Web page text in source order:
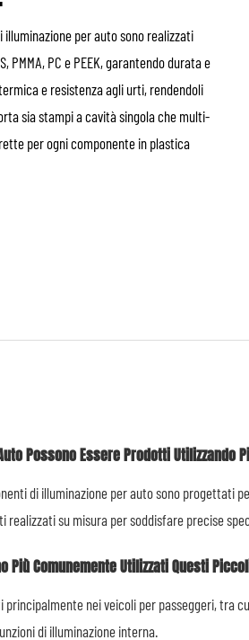
per auto sono realizzati
PC e PEEK, garantendo durata e
e resistenza agli urti, rendendoli
sia stampi a cavità singola che multi-
per ogni componente in plastica
Possono Essere Prodotti
di illuminazione per auto sono
su misura per soddisfare precise
Comunemente Utilizzati Questi
nei veicoli per passeggeri,
di illuminazione interna.